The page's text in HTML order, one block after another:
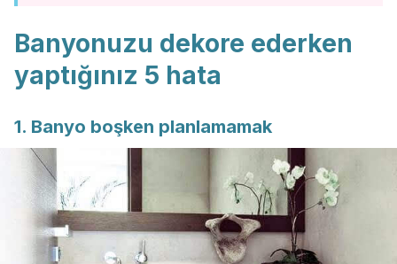
Banyonuzu dekore ederken
yaptığınız 5 hata
1. Banyo boşken planlamamak